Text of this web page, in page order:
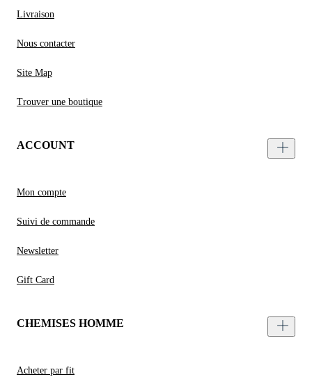
Livraison
Nous contacter
Site Map
Trouver une boutique
ACCOUNT
Mon compte
Suivi de commande
Newsletter
Gift Card
CHEMISES HOMME
Acheter par fit